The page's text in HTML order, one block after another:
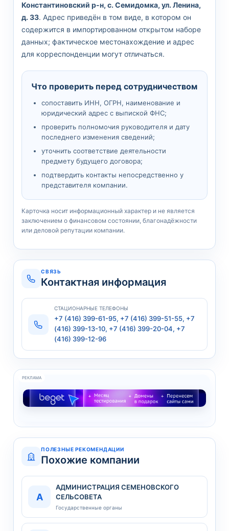
Константиновский р-н, с. Семидомка, ул. Ленина,
д. 33. Адрес приведён в том виде, в котором он
содержится в импортированном открытом наборе
данных; фактическое местонахождение и адрес
для корреспонденции могут отличаться.
Что проверить перед сотрудничеством
сопоставить ИНН, ОГРН, наименование и
юридический адрес с выпиской ФНС;
проверить полномочия руководителя и дату
последнего изменения сведений;
уточнить соответствие деятельности
предмету будущего договора;
подтвердить контакты непосредственно у
представителя компании.
Карточка носит информационный характер и не является
заключением о финансовом состоянии, благонадёжности
или деловой репутации компании.
СВЯЗЬ
Контактная информация
СТАЦИОНАРНЫЕ ТЕЛЕФОНЫ
+7 (416) 399-61-95, +7 (416) 399-51-55, +7
(416) 399-13-10, +7 (416) 399-20-04, +7
(416) 399-12-96
РЕКЛАМА
ПОЛЕЗНЫЕ РЕКОМЕНДАЦИИ
Похожие компании
А
АДМИНИСТРАЦИЯ СЕМЕНОВСКОГО
СЕЛЬСОВЕТА
Государственные органы